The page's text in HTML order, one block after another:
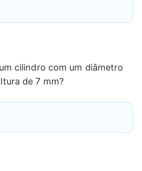
cilindro com um diâmetro
de 7 mm?